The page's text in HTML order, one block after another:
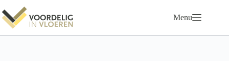
naar
de
inhoud
Menu